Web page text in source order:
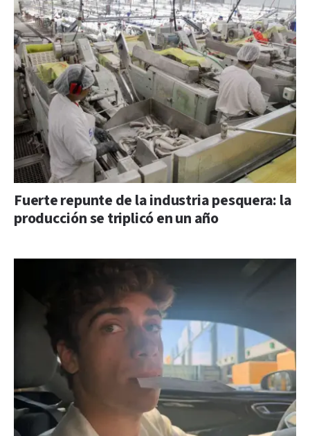
Fuerte repunte de la industria pesquera: la
producción se triplicó en un año